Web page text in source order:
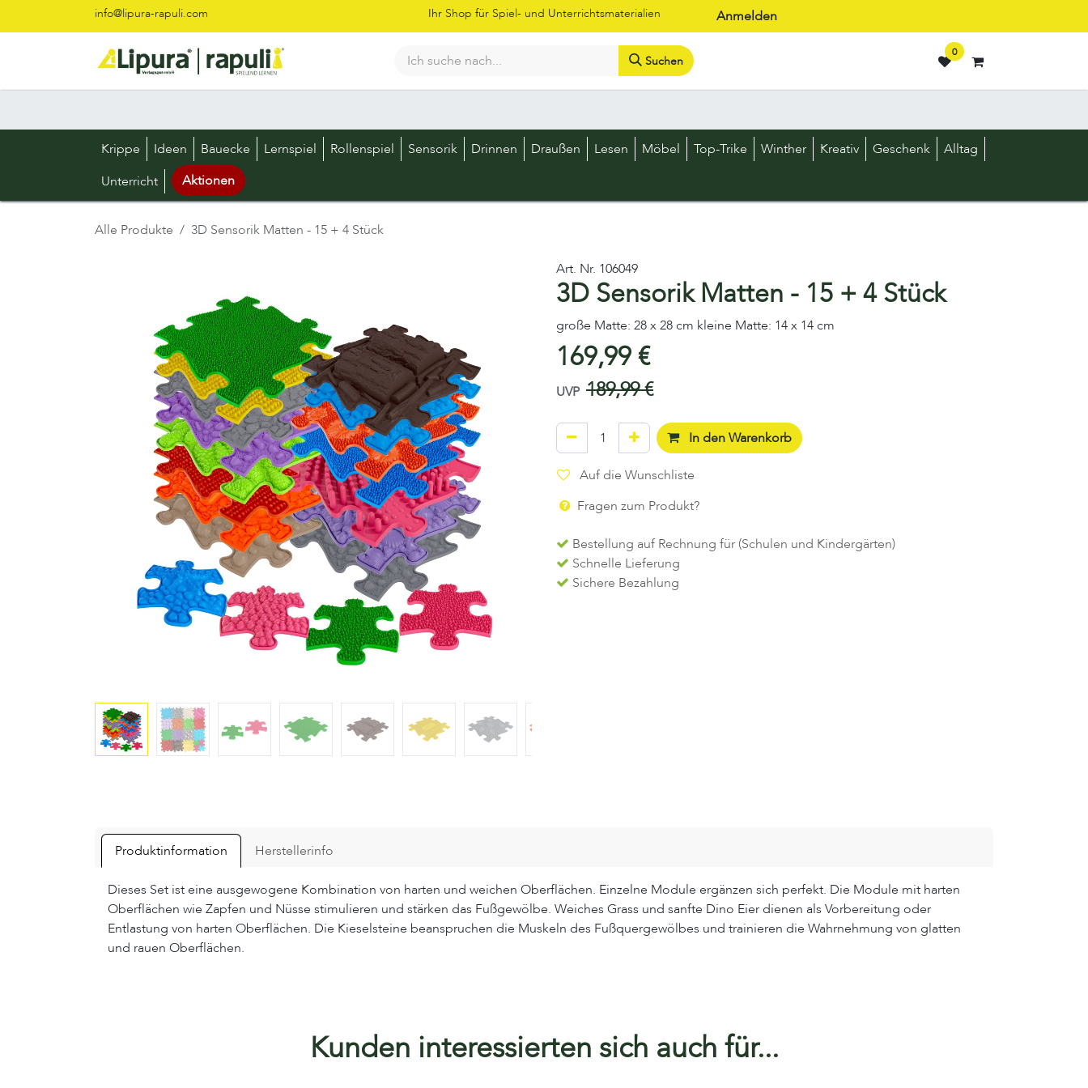
Zum Inhalt springeninfo@lipura-rapuli.com Ihr Shop für Spiel- und Unterrichtsmaterialien Anmelden
Suchen
0
Krippe Ideen Bauecke Lernspiel Rollenspiel Sensorik Drinnen Draußen Lesen Möbel Top-Trike Winther Kreativ Geschenk
Alltag
Unterricht
Aktionen
Alle Produkte 3D Sensorik Matten - 15 + 4 Stück
Art. Nr. 106049
3D Sensorik Matten - 15 + 4 Stück
große Matte: 28 x 28 cm kleine Matte: 14 x 14 cm
169,99€
UVP 189,99€
In den Warenkorb
Auf die Wunschliste
Fragen zum Produkt?
Bestellung auf Rechnung für (Schulen und Kindergärten)
Schnelle Lieferung
Sichere Bezahlung
Produktinformation Herstellerinfo
Dieses Set ist eine ausgewogene Kombination von harten und weichen Oberflächen. Einzelne Module ergänzen sich perfekt. Die Module mit harten
Oberflächen wie Zapfen und Nüsse stimulieren und stärken das Fußgewölbe. Weiches Grass und sanfte Dino Eier dienen als Vorbereitung oder
Entlastung von harten Oberflächen. Die Kieselsteine beanspruchen die Muskeln des Fußquergewölbes und trainieren die Wahrnehmung von glatten
und rauen Oberflächen.
Kunden interessierten sich auch für...